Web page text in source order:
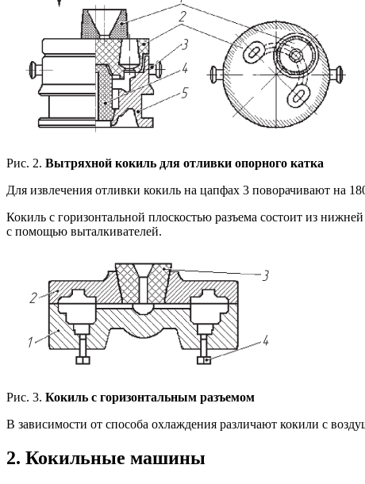
Рис. 2. Вытряхной кокиль для отливки опорного катка
Для извлечения отливки кокиль на цапфах 3 поворачивают на
Кокиль с горизонтальной плоскостью разъема состоит из
с помощью выталкивателей.
Рис. 3. Кокиль с горизонтальным разъемом
В зависимости от способа охлаждения различают кокили с
2. Кокильные машины